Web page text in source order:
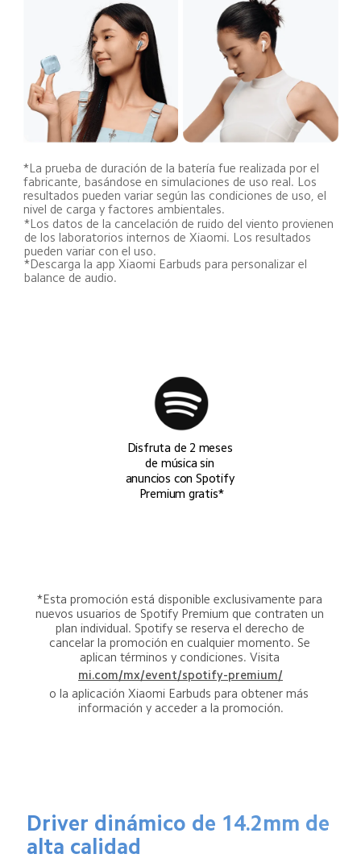
*La prueba de duración de la batería fue realizada por el
fabricante, basándose en simulaciones de uso real. Los
resultados pueden variar según las condiciones de uso, el
nivel de carga y factores ambientales.
*Los datos de la cancelación de ruido del viento provienen
de los laboratorios internos de Xiaomi. Los resultados
pueden variar con el uso.
*Descarga la app Xiaomi Earbuds para personalizar el
balance de audio.
Disfruta de 2 meses
de música sin
anuncios con Spotify
Premium gratis*
*Esta promoción está disponible exclusivamente para
nuevos usuarios de Spotify Premium que contraten un
plan individual. Spotify se reserva el derecho de
cancelar la promoción en cualquier momento. Se
aplican términos y condiciones. Visita
mi.com/mx/event/spotify-premium/
o la aplicación Xiaomi Earbuds para obtener más
información y acceder a la promoción.
Driver dinámico de 14.2mm de
alta calidad